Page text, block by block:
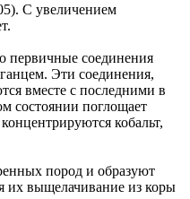
С увеличением
первичные соединения
Эти соединения,
вместе с последними в
состоянии поглощает
кобальт,
пород и образуют
их выщелачивание из коры